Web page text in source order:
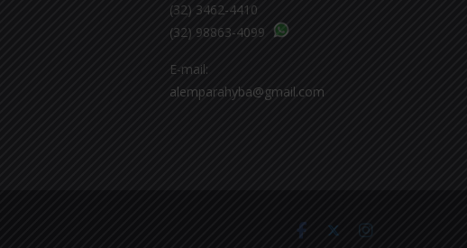
(32) 3462-4410
(32) 98863-4099
E-mail:
alemparahyba@gmail.com